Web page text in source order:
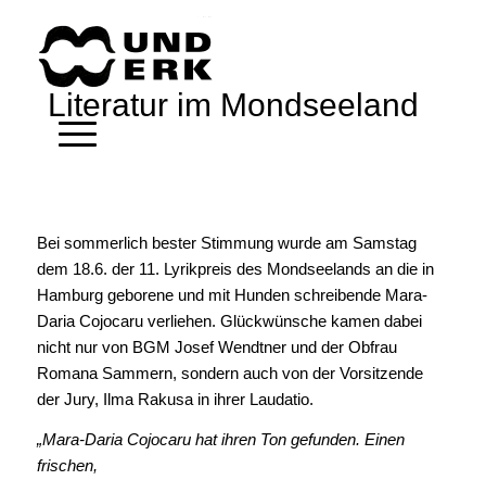
Literatur im Mondseeland
Bei sommerlich bester Stimmung wurde am Samstag
dem 18.6. der 11. Lyrikpreis des Mondseelands an die in
Hamburg geborene und mit Hunden schreibende Mara-
Daria Cojocaru verliehen. Glückwünsche kamen dabei
nicht nur von BGM Josef Wendtner und der Obfrau
Romana Sammern, sondern auch von der Vorsitzende
der Jury, Ilma Rakusa in ihrer Laudatio.
„Mara-Daria Cojocaru hat ihren Ton gefunden. Einen
frischen,